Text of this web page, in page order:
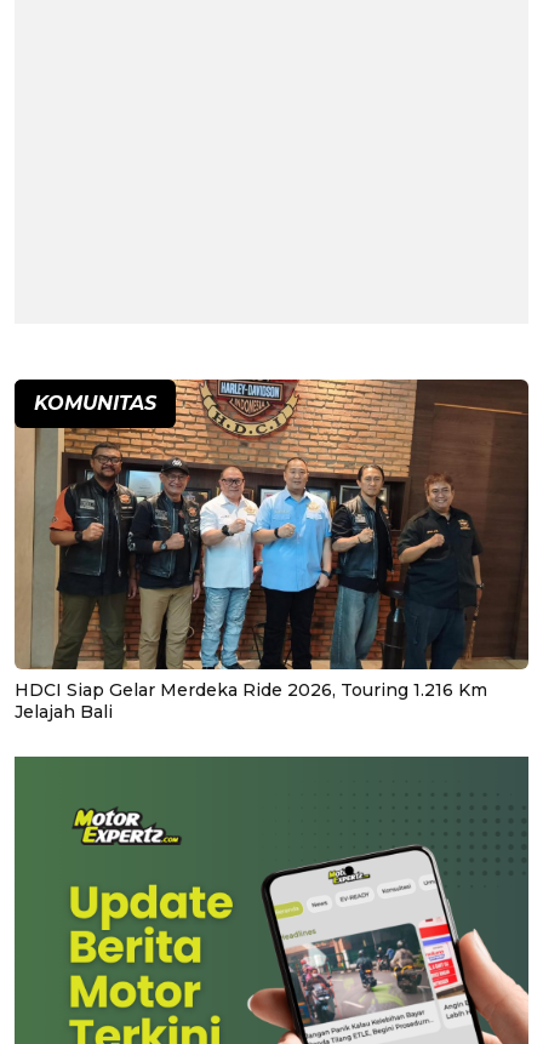
KOMUNITAS
HDCI Siap Gelar Merdeka Ride 2026, Touring 1.216 Km
Jelajah Bali